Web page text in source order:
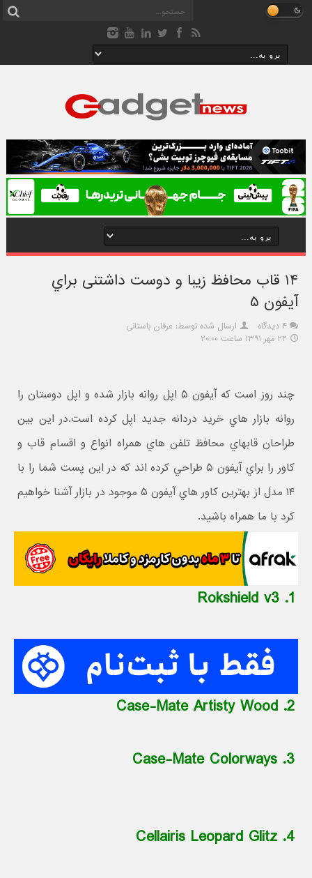
۱۴ قاب محافظ زيبا و دوست داشتنی براي
آيفون ۵
۴ دیدگاه
ارسال شده توسط: عرفان باستانی
۲۲ مهر ۱۳۹۱ ساعت ۲۰:۰۰
چند روز است که آيفون ۵ اپل روانه بازار شده و اپل دوستان را
روانه بازار هاي خريد دردانه جديد اپل کرده است.در اين بين
طراحان قابهاي محافظ تلفن هاي همراه انواع و اقسام قاب و
کاور را براي آيفون ۵ طراحي کرده اند که در اين پست شما را با
۱۴ مدل از بهترين کاور هاي آيفون ۵ موجود در بازار آشنا خواهيم
کرد با ما همراه باشيد.
1. Rokshield v3
2. Case-Mate Artisty Wood
3. Case-Mate Colorways
4. Cellairis Leopard Glitz